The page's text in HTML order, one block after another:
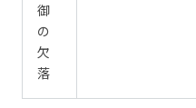
御
の
欠
落